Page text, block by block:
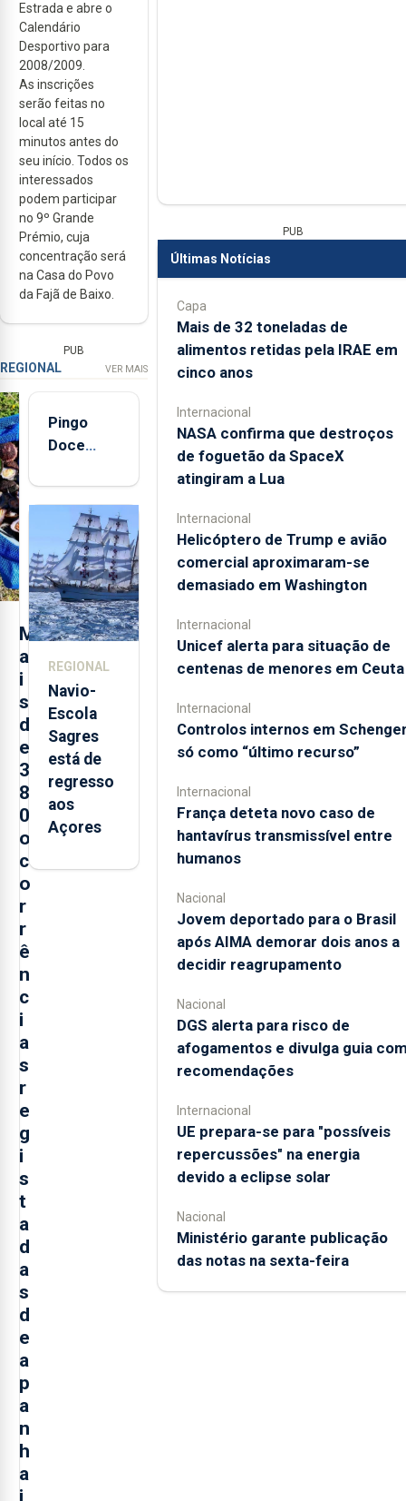
Estrada e abre o
Calendário
Desportivo para
2008/2009.
As inscrições
serão feitas no
local até 15
minutos antes do
seu início. Todos os
interessados
podem participar
no 9º Grande
Prémio, cuja
concentração será
na Casa do Povo
da Fajã de Baixo.
PUB
REGIONAL VER MAIS
M
a
i
s
d
e
3
8
0
o
c
o
r
r
ê
n
c
i
a
s
r
e
g
i
s
t
a
d
a
s
d
e
a
p
a
n
h
a
Pingo
Doce
quinta-
feira nova
loja em
São
Sebastião
e cria 30
postos de
REGIONAL
Navio-
Escola
Sagres
está de
regresso
aos
Açores
PUB
Últimas Notícias
Capa
Mais de 32 toneladas de
alimentos retidas pela IRAE em
cinco anos
Internacional
NASA confirma que destroços
de foguetão da SpaceX
atingiram a Lua
Internacional
Helicóptero de Trump e avião
comercial aproximaram-se
demasiado em Washington
Internacional
Unicef alerta para situação de
centenas de menores em Ceuta
Internacional
Controlos internos em
só como “último recurso”
Internacional
França deteta novo caso de
hantavírus transmissível entre
humanos
Nacional
Jovem deportado para o Brasil
após AIMA demorar dois anos a
decidir reagrupamento
Nacional
DGS alerta para risco de
afogamentos e divulga guia
recomendações
Internacional
UE prepara-se para "possíveis
repercussões" na energia
devido a eclipse solar
Nacional
Ministério garante publicação
das notas na sexta-feira